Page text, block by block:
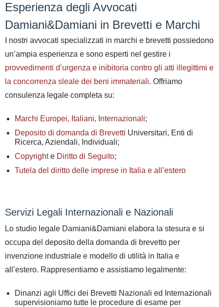
Esperienza degli Avvocati
Damiani&Damiani in Brevetti e Marchi
I nostri avvocati specializzati in marchi e brevetti possiedono
un’ampia esperienza e sono esperti nel gestire i
provvedimenti d’urgenza e inibitoria contro gli atti illegittimi e
la concorrenza sleale dei beni immateriali. Offriamo
consulenza legale completa su:
Marchi Europei, Italiani, Internazionali;
Deposito di domanda di Brevetti Universitari, Enti di
Ricerca, Aziendali, Individuali;
Copyrighte Diritto di Seguito;
Tutela del diritto delle imprese in Italia e all’estero
Servizi Legali Internazionali e Nazionali
Lo studio legale Damiani&Damiani elabora la stesura e si
occupa del deposito della domanda di brevetto per
invenzione industriale e modello di utilità in Italia e
all’estero. Rappresentiamo e assistiamo legalmente:
Dinanzi agli Uffici dei Brevetti Nazionali ed Internazionali
supervisioniamo tutte le procedure di esame per